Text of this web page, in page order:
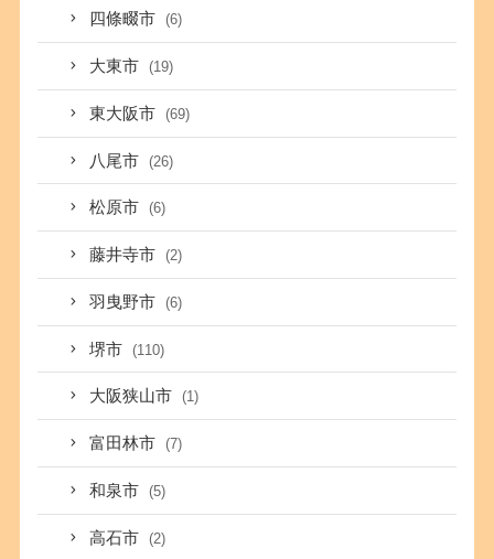
四條畷市 (6)
大東市 (19)
東大阪市 (69)
八尾市 (26)
松原市 (6)
藤井寺市 (2)
羽曳野市 (6)
堺市 (110)
大阪狭山市 (1)
富田林市 (7)
和泉市 (5)
高石市 (2)